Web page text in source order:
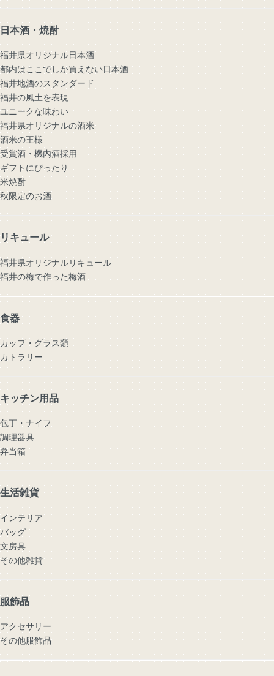
日本酒・焼酎
福井県オリジナル日本酒
都内はここでしか買えない日本酒
福井地酒のスタンダード
福井の風土を表現
ユニークな味わい
福井県オリジナルの酒米
酒米の王様
受賞酒・機内酒採用
ギフトにぴったり
米焼酎
秋限定のお酒
リキュール
福井県オリジナルリキュール
福井の梅で作った梅酒
食器
カップ・グラス類
カトラリー
キッチン用品
包丁・ナイフ
調理器具
弁当箱
生活雑貨
インテリア
バッグ
文房具
その他雑貨
服飾品
アクセサリー
その他服飾品